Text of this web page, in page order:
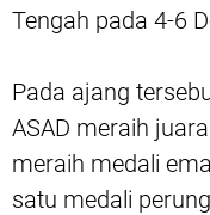
Tengah pada 4-6
Pada ajang
ASAD meraih
meraih medali
satu medali